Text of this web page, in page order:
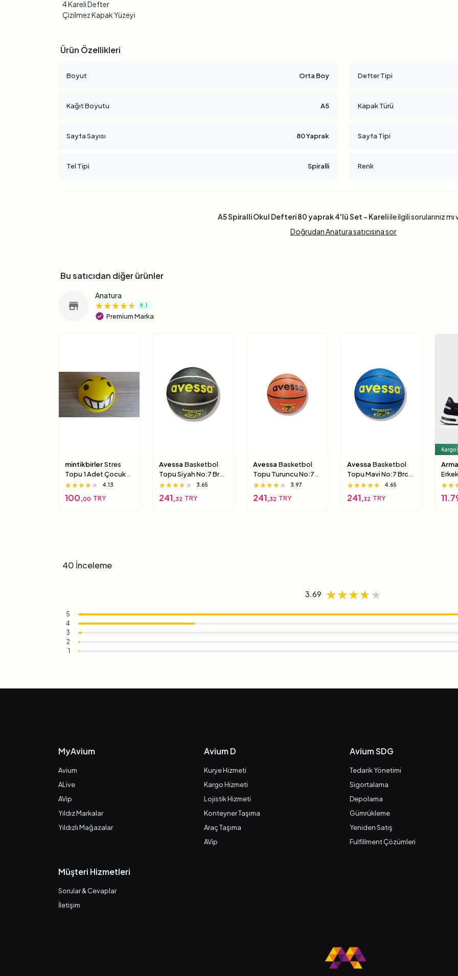
4 Kareli Defter
Çizilmez Kapak Yüzeyi
Ürün Özellikleri
Boyut Orta Boy Defter Tipi
Kağıt Boyutu A5 Kapak Türü
Sayfa Sayısı 80 Yaprak Sayfa Tipi
Tel Tipi Spiralli Renk
A5 Spiralli Okul Defteri 80 yaprak 4'lü Set - Kareliile ilgili sorularınız mı
Doğrudan Anatura satıcısına sor
Bu satıcıdan diğer ürünler
store
Anatura
★★★★★
★★★★★
★★★★★ 9.1
verified Premium Marka
mintikbirlerStres
Topu 1 Adet Çocuk
Için Yumuşak
Süngerimsi Içi Dolu
Top 6 Numara
★★★★★
★★★★★
★★★★★ 4.13
100,00 TRY
Avessa Basketbol
Topu Siyah No:7 Brc-
7 7 Numara
★★★★★
★★★★★
★★★★★ 3.65
241,32 TRY
Avessa Basketbol
Topu Turuncu No:7
Brc-7 5 Numara
★★★★★
★★★★★
★★★★★ 3.97
241,32 TRY
Avessa Basketbol
Topu Mavi No:7 Brc-
7 7 Numara
★★★★★
★★★★★
★★★★★ 4.65
241,32 TRY
Kargo
40 İnceleme
3.69 ★★★★★
★★★★★
★★★★★
5
4
3
2
1
MyAvium
Avium
ALive
AVip
Yıldız Markalar
Yıldızlı Mağazalar
Avium D
Kurye Hizmeti
Kargo Hizmeti
Lojistik Hizmeti
Konteyner Taşıma
Araç Taşıma
AVip
Avium SDG
Tedarik Yönetimi
Sigortalama
Depolama
Gümrükleme
Yeniden Satış
Fulfillment Çözümleri
Müşteri Hizmetleri
Sorular & Cevaplar
İletişim